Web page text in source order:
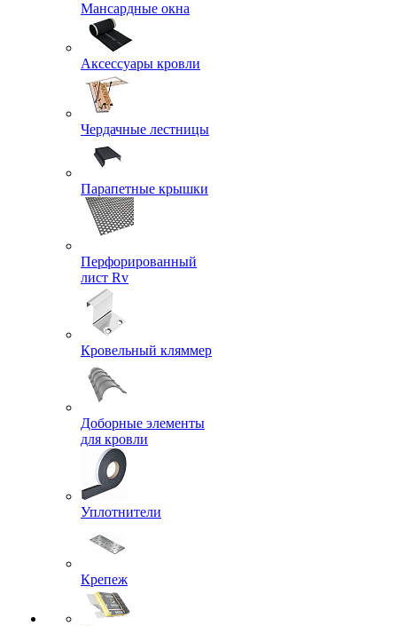
Мансардные окна
Аксессуары кровли
Чердачные лестницы
Парапетные крышки
Перфорированный
лист Rv
Кровельный кляммер
Доборные элементы
для кровли
Уплотнители
Крепеж